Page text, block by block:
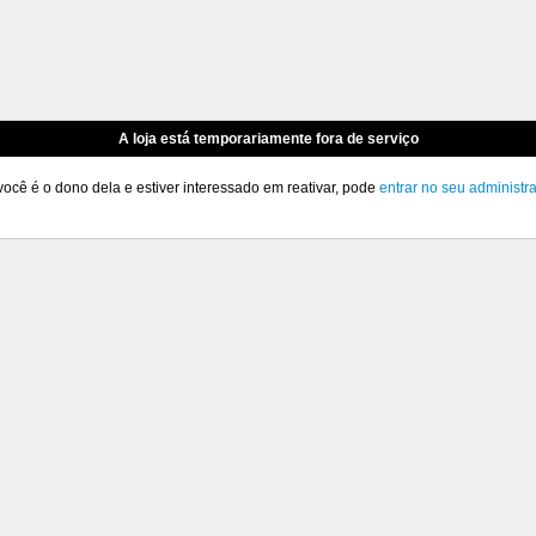
A loja está temporariamente fora de serviço
é o dono dela e estiver interessado em reativar, pode entrar no seu